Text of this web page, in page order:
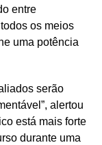
entre
os meios
uma potência
serão
alertou
está mais forte
durante uma